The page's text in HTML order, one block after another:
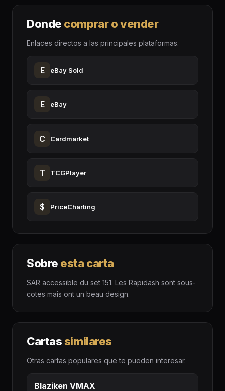
Donde comprar o vender
Enlaces directos a las principales plataformas.
E eBay Sold
E eBay
C Cardmarket
T TCGPlayer
$ PriceCharting
Sobre esta carta
SAR accessible du set 151. Les Rapidash sont sous-
cotes mais ont un beau design.
Cartassimilares
Otras cartas populares que te pueden interesar.
Blaziken VMAX